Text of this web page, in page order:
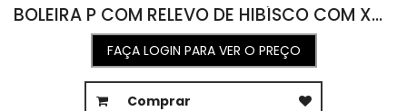
BOLEIRA P COM RELEVO DE HIBÍSCO COM XADREZ VERDE 27D X 24A
FAÇA LOGIN PARA VER O PREÇO
Comprar